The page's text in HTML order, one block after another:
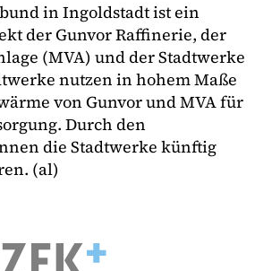
in Ingoldstadt ist ein
der Gunvor Raffinerie, der
(MVA) und der Stadtwerke
nutzen in hohem Maße
von Gunvor und MVA für
Durch den
die Stadtwerke künftig
(al)